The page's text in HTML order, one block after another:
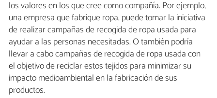
los valores en los que cree como compañía. Por ejemplo,
una empresa que fabrique ropa, puede tomar la iniciativa
de realizar campañas de recogida de ropa usada para
ayudar a las personas necesitadas. O también podría
llevar a cabo campañas de recogida de ropa usada con
el objetivo de reciclar estos tejidos para minimizar su
impacto medioambiental en la fabricación de sus
productos.